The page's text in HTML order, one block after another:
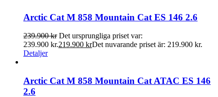
Arctic Cat M 858 Mountain Cat ES 146 2.6
239.900kr Det ursprungliga priset var:
239.900 kr.219.900 krDet nuvarande priset är: 219.900 kr.
Detaljer
Arctic Cat M 858 Mountain Cat ATAC ES 146
2.6